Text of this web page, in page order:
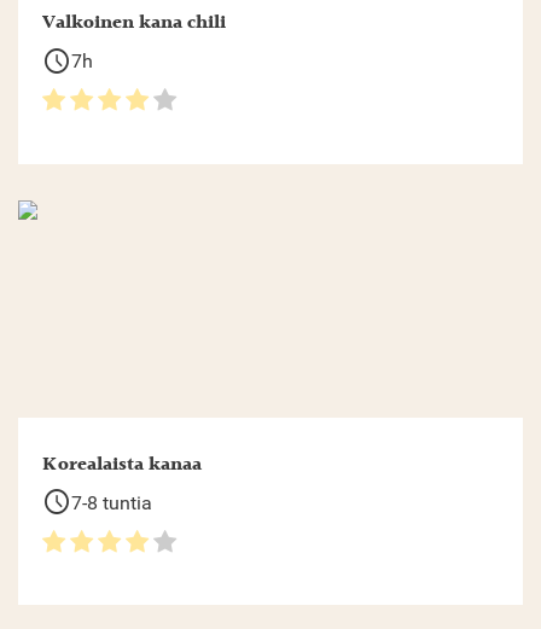
Valkoinen kana chili
schedule7h
Korealaista kanaa
schedule7-8 tuntia